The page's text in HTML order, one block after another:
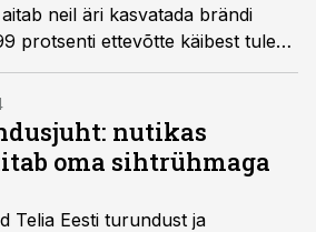
neil äri kasvatada brändi
protsenti ettevõtte käibest tuleb
protsenti müügist saavad nad
nutikas
oma sihtrühmaga
Telia Eesti turundust ja